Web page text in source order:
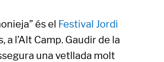
és el Festival Jordi
l’Alt Camp. Gaudir de la
una vetllada molt